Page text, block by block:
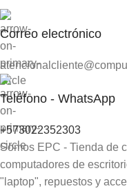
Correo electrónico
Teléfono - WhatsApp
+573022352303
Somos EPC - Tienda de
computadores de
"laptop", repuestos y